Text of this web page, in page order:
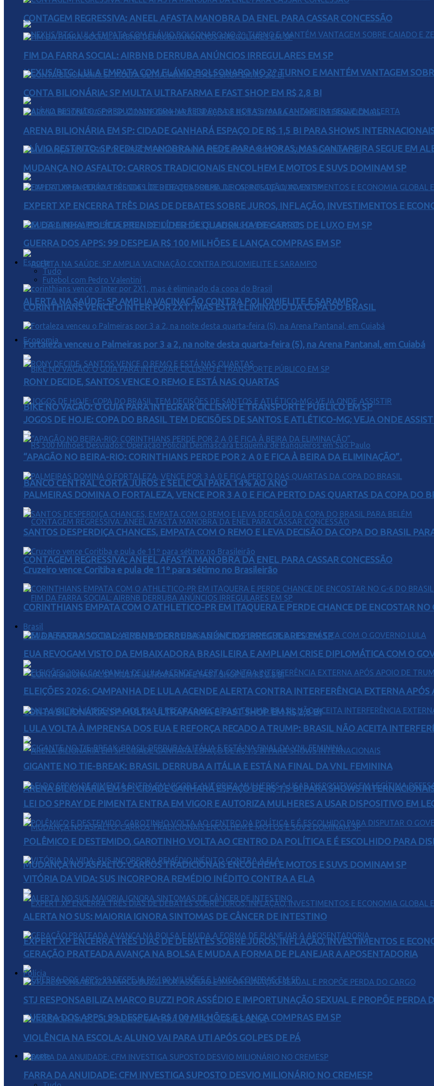
NEXUS/BTG: LULA EMPATA COM FLÁVIO BOLSONARO NO 2º TURNO E MANTÉM VANTAGEM
ALÍVIO RESTRITO: SP REDUZ MANOBRA NA REDE PARA 8 HORAS, MAS CANTAREIRA SEGUE EM
FIM DA LINHA: POLÍCIA PRENDE LÍDER DE QUADRILHA DE CARROS DE LUXO EM SP
ALERTA NA SAÚDE: SP AMPLIA VACINAÇÃO CONTRA POLIOMIELITE E SARAMPO
Economia
BIKE NO VAGÃO: O GUIA PARA INTEGRAR CICLISMO E TRANSPORTE PÚBLICO EM SP
BANCO CENTRAL CORTA JUROS E SELIC CAI PARA 14% AO ANO
CONTAGEM REGRESSIVA: ANEEL AFASTA MANOBRA DA ENEL PARA CASSAR CONCESSÃO
FIM DA FARRA SOCIAL: AIRBNB DERRUBA ANÚNCIOS IRREGULARES EM SP
CONTA BILIONÁRIA: SP MULTA ULTRAFARMA E FAST SHOP EM R$ 2,8 BI
ARENA BILIONÁRIA EM SP: CIDADE GANHARÁ ESPAÇO DE R$ 1,5 BI PARA SHOWS
MUDANÇA NO ASFALTO: CARROS TRADICIONAIS ENCOLHEM E MOTOS E SUVS DOMINAM SP
EXPERT XP ENCERRA TRÊS DIAS DE DEBATES SOBRE JUROS, INFLAÇÃO, INVESTIMENTOS E
GUERRA DOS APPS: 99 DESPEJA R$ 100 MILHÕES E LANÇA COMPRAS EM SP
Esporte
CONTAGEM REGRESSIVA: ANEEL AFASTA MANOBRA DA ENEL PARA CASSAR CONCESSÃO
FIM DA FARRA SOCIAL: AIRBNB DERRUBA ANÚNCIOS IRREGULARES EM SP
CONTA BILIONÁRIA: SP MULTA ULTRAFARMA E FAST SHOP EM R$ 2,8 BI
ARENA BILIONÁRIA EM SP: CIDADE GANHARÁ ESPAÇO DE R$ 1,5 BI PARA SHOWS
MUDANÇA NO ASFALTO: CARROS TRADICIONAIS ENCOLHEM E MOTOS E SUVS DOMINAM SP
EXPERT XP ENCERRA TRÊS DIAS DE DEBATES SOBRE JUROS, INFLAÇÃO, INVESTIMENTOS E
GUERRA DOS APPS: 99 DESPEJA R$ 100 MILHÕES E LANÇA COMPRAS EM SP
Esporte
Tudo
Futebol com Pedro Valentini
CORINTHIANS VENCE O INTER POR 2X1 , MAS ESTA ELIMINADO DA COPA DO BRASIL
Fortaleza venceu o Palmeiras por 3 a 2, na noite desta quarta-feira (5), na Arena Pantanal, em Cuiabá
RONY DECIDE, SANTOS VENCE O REMO E ESTÁ NAS QUARTAS
JOGOS DE HOJE: COPA DO BRASIL TEM DECISÕES DE SANTOS E ATLÉTICO-MG; VEJA ONDE
“APAGÃO NO BEIRA-RIO: CORINTHIANS PERDE POR 2 A 0 E FICA À BEIRA DA ELIMINAÇÃO”.
PALMEIRAS DOMINA O FORTALEZA, VENCE POR 3 A 0 E FICA PERTO DAS QUARTAS DA COPA DO
SANTOS DESPERDIÇA CHANCES, EMPATA COM O REMO E LEVA DECISÃO DA COPA DO BRASIL
Cruzeiro vence Coritiba e pula de 11º para sétimo no Brasileirão
CORINTHIANS EMPATA COM O ATHLETICO-PR EM ITAQUERA E PERDE CHANCE DE ENCOSTAR
Brasil
EUA REVOGAM VISTO DA EMBAIXADORA BRASILEIRA E AMPLIAM CRISE DIPLOMÁTICA COM O
ELEIÇÕES 2026: CAMPANHA DE LULA ACENDE ALERTA CONTRA INTERFERÊNCIA EXTERNA
LULA VOLTA À IMPRENSA DOS EUA E REFORÇA RECADO A TRUMP: BRASIL NÃO ACEITA
GIGANTE NO TIE-BREAK: BRASIL DERRUBA A ITÁLIA E ESTÁ NA FINAL DA VNL FEMININA
LEI DO SPRAY DE PIMENTA ENTRA EM VIGOR E AUTORIZA MULHERES A USAR DISPOSITIVO EM
POLÊMICO E DESTEMIDO, GAROTINHO VOLTA AO CENTRO DA POLÍTICA E É ESCOLHIDO PARA
VITÓRIA DA VIDA: SUS INCORPORA REMÉDIO INÉDITO CONTRA A ELA
ALERTA NO SUS: MAIORIA IGNORA SINTOMAS DE CÂNCER DE INTESTINO
GERAÇÃO PRATEADA AVANÇA NA BOLSA E MUDA A FORMA DE PLANEJAR A APOSENTADORIA
Polícia
STJ RESPONSABILIZA MARCO BUZZI POR ASSÉDIO E IMPORTUNAÇÃO SEXUAL E PROPÕE PERDA
VIOLÊNCIA NA ESCOLA: ALUNO VAI PARA UTI APÓS GOLPES DE PÁ
FARRA DA ANUIDADE: CFM INVESTIGA SUPOSTO DESVIO MILIONÁRIO NO CREMESP